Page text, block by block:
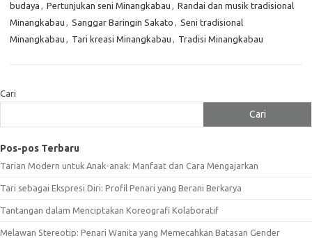
budaya , Pertunjukan seni Minangkabau , Randai dan musik tradisional
Minangkabau , Sanggar Baringin Sakato , Seni tradisional
Minangkabau , Tari kreasi Minangkabau , Tradisi Minangkabau
Cari
Cari
Pos-pos Terbaru
Tarian Modern untuk Anak-anak: Manfaat dan Cara Mengajarkan
Tari sebagai Ekspresi Diri: Profil Penari yang Berani Berkarya
Tantangan dalam Menciptakan Koreografi Kolaboratif
Melawan Stereotip: Penari Wanita yang Memecahkan Batasan Gender